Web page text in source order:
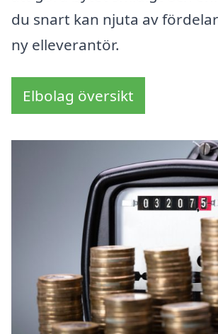
du snart kan njuta av
ny elleverantör.
Elbolag översikt